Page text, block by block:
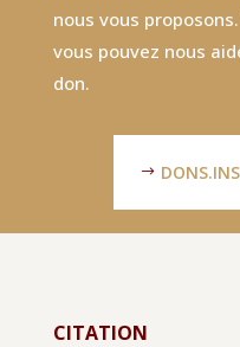
nous vous
vous pouvez nous
don.
CITATION